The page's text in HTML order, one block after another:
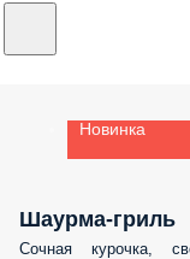
Новинка
Шаурма-гриль
Сочная курочка,